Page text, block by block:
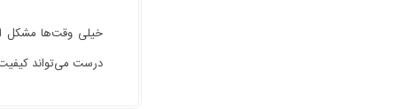
خیلی وقت‌ها مشکل
درست می‌تواند